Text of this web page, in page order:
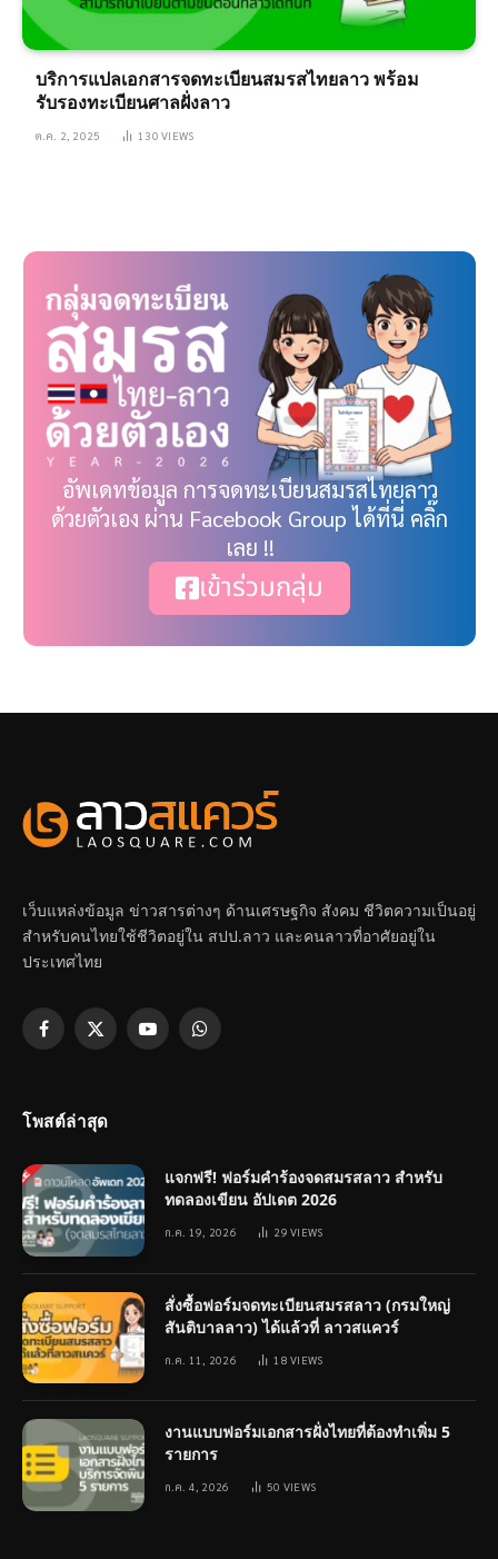
บริการแปลเอกสารจดทะเบียนสมรสไทยลาว พร้อม
รับรองทะเบียนศาลฝั่งลาว
ต.ค. 2, 2025 130VIEWS
อัพเดทข้อมูล การจดทะเบียนสมรสไทยลาว
ด้วยตัวเอง ผ่าน Facebook Group ได้ที่นี่ คลิ๊ก
เลย !!
เข้าร่วมกลุ่ม
เว็บแหล่งข้อมูล ข่าวสารต่างๆ ด้านเศรษฐกิจ สังคม ชีวิตความเป็นอยู่
สำหรับคนไทยใช้ชีวิตอยู่ใน สปป.ลาว และคนลาวที่อาศัยอยู่ใน
ประเทศไทย
Facebook
X
YouTubeWhatsApp
โพสต์ล่าสุด
แจกฟรี! ฟอร์มคำร้องจดสมรสลาว สำหรับ
ทดลองเขียน อัปเดต 2026
ก.ค. 19, 2026 29VIEWS
สั่งซื้อฟอร์มจดทะเบียนสมรสลาว (กรมใหญ่
สันติบาลลาว) ได้แล้วที่ ลาวสแควร์
ก.ค. 11, 2026 18VIEWS
งานแบบฟอร์มเอกสารฝั่งไทยที่ต้องทำเพิ่ม 5
รายการ
ก.ค. 4, 2026 50 VIEWS